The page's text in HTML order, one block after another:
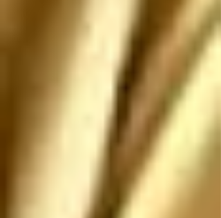
ataquen, pero si nos
atacan los saludo
antes de que sean
ANIQUILADOS por
SUS propias
construcciones
paradójicas que son
más grandes de lo que